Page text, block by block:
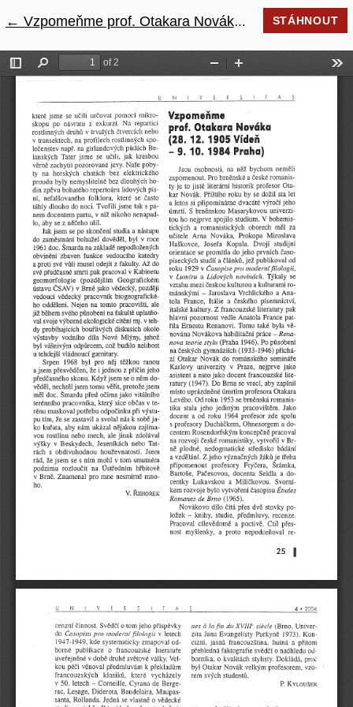
← Návrat na podrobnosti článku
Vzpomeňme prof. Otakara Nováka (28. 12. 1905 Vídeň - 9. 10. 1984 Praha) STÁHNOUT